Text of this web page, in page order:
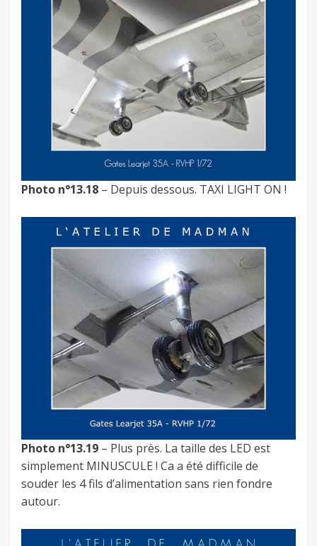
Photo n°13.18 – Depuis dessous. TAXI LIGHT ON !
Photo n°13.19 – Plus près. La taille des LED est
simplement MINUSCULE ! Ca a été difficile de
souder les 4 fils d’alimentation sans rien fondre
autour.